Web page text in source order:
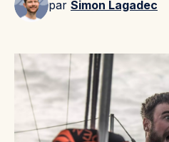
par Simon Lagadec